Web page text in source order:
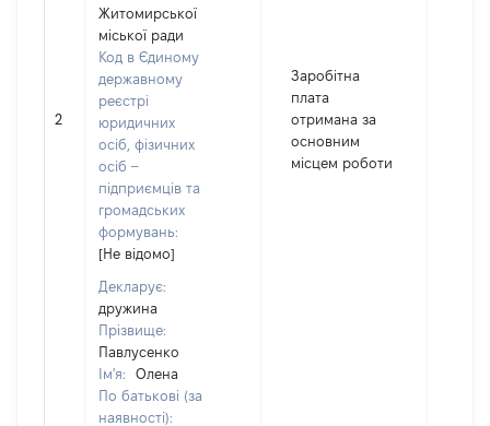
2
Житомирської
міської ради
Код в Єдиному
державному
реєстрі
юридичних
осіб, фізичних
осіб –
підприємців та
громадських
формувань:
[Не відомо]
Декларує:
дружина
Прізвище:
Павлусенко
Ім'я:
Олена
По батькові (за
наявності):
Заробітна
плата
отримана за
основним
місцем роботи